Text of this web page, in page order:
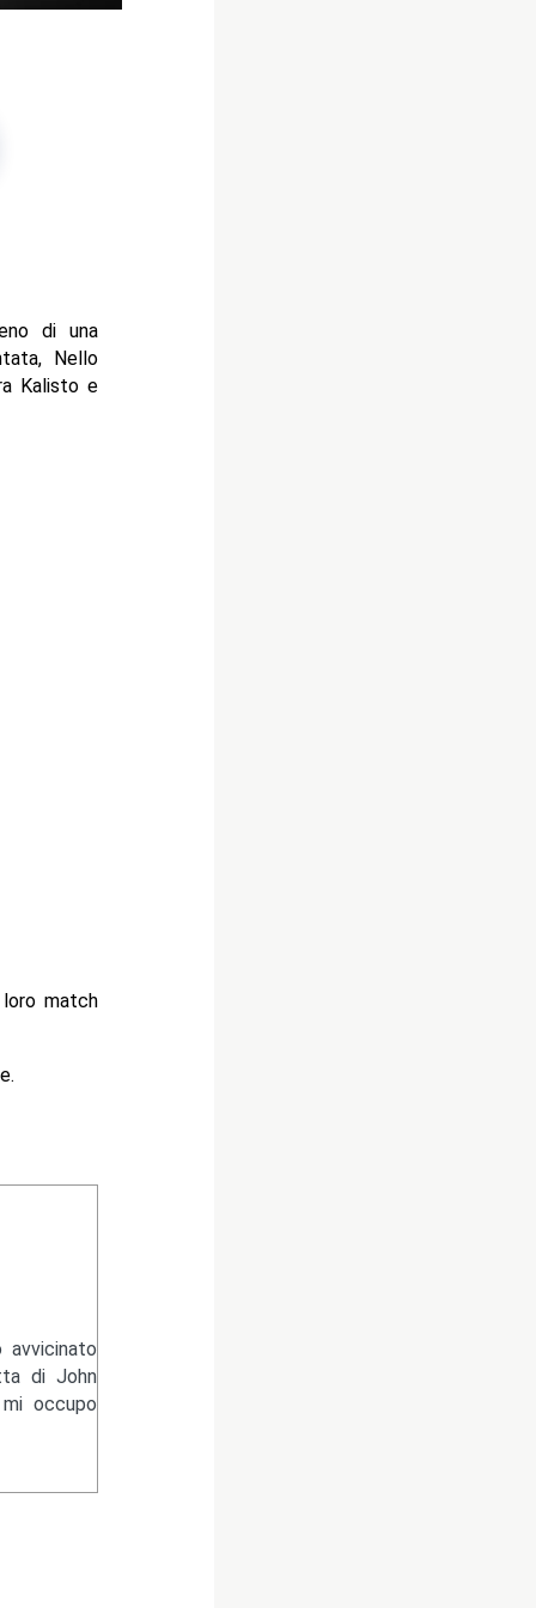
di una
Nello
Kalisto e
match
avvicinato
di John
occupo